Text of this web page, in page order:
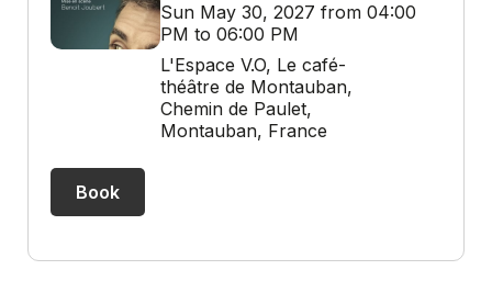
Sun May 30, 2027 from 04:00
PM to 06:00 PM
L'Espace V.O, Le café-
théâtre de Montauban,
Chemin de Paulet,
Montauban, France
Book